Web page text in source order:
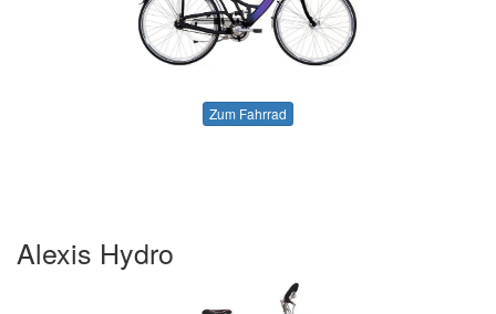
Zum Fahrrad
Alexis Hydro